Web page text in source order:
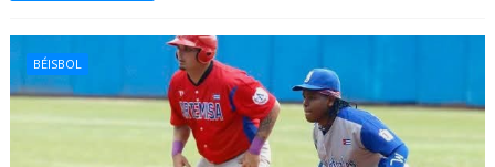
BÉISBOL